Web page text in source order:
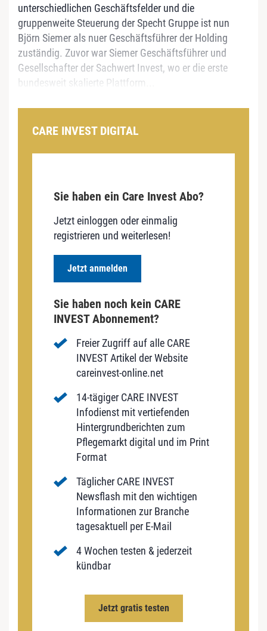
unterschiedlichen Geschäftsfelder und die
gruppenweite Steuerung der Specht Gruppe ist nun
Björn Siemer als nuer Geschäftsführer der Holding
zuständig. Zuvor war Siemer Geschäftsführer und
Gesellschafter der Sachwert Invest, wo er die erste
bundesweit skalierte Plattform...
CARE INVEST DIGITAL
Sie haben ein Care Invest Abo?
Jetzt einloggen oder einmalig
registrieren und weiterlesen!
Jetzt anmelden
Sie haben noch kein CARE
INVEST Abonnement?
Freier Zugriff auf alle CARE
INVEST Artikel der Website
careinvest-online.net
14-tägiger CARE INVEST
Infodienst mit vertiefenden
Hintergrundberichten zum
Pflegemarkt digital und im Print
Format
Täglicher CARE INVEST
Newsflash mit den wichtigen
Informationen zur Branche
tagesaktuell per E-Mail
4 Wochen testen & jederzeit
kündbar
Jetzt gratis testen